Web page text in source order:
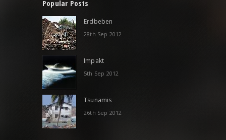
Popular Posts
Erdbeben
28th Sep 2012
Impakt
5th Sep 2012
Tsunamis
26th Sep 2012